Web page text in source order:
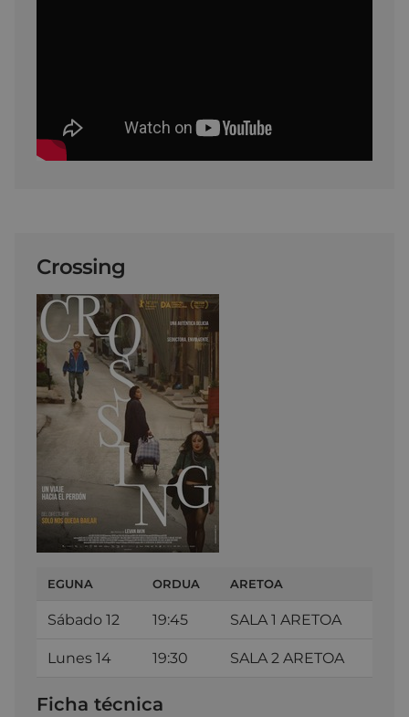
Crossing
EGUNA ORDUA ARETOA
Sábado 12 19:45 SALA 1 ARETOA
Lunes 14 19:30 SALA 2 ARETOA
Ficha técnica